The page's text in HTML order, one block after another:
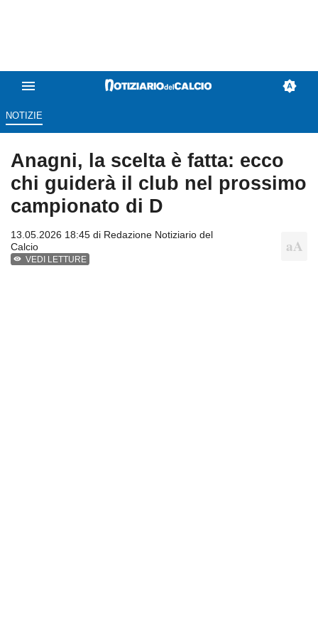
NOTIZIE
Anagni, la scelta è fatta: ecco
chi guiderà il club nel prossimo
campionato di D
13.05.2026 18:45 di Redazione Notiziario del
Calcio
VEDI LETTURE